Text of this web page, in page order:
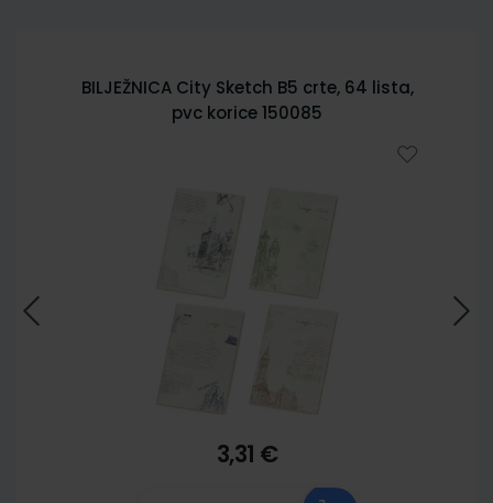
BILJEŽNICA City Sketch B5 crte, 64 lista,
pvc korice 150085
3,31 €